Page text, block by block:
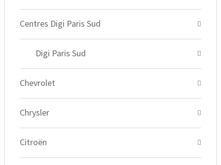
Centres Digi Paris Sud
Digi Paris Sud
Chevrolet
Chrysler
Citroën